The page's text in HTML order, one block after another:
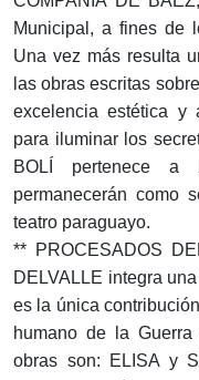
Municipal, a fines de
Una vez más resulta
las obras escritas
excelencia estética y
para iluminar los
BOLÍ pertenece
permanecerán como
teatro paraguayo.
** PROCESADOS
DELVALLE integra
es la única
humano de la
obras son: ELISA y